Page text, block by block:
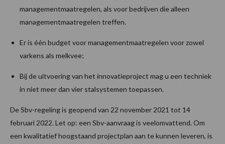
managementmaatregelen, als voor bedrijven die alleen
managementmaatregelen treffen.
Er is één budget voor managementmaatregelen voor zowel
varkens als melkvee;
Bij de uitvoering van het innovatieproject mag u een techniek
in niet meer dan vier stalsystemen toepassen.
De Sbv-regeling is geopend van 22 november 2021 tot 14
februari 2022. Let op: een Sbv-aanvraag is veelomvattend. Om
een kwalitatief hoogstaand projectplan aan te kunnen leveren, is